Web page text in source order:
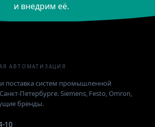
и внедрим её.
АВТОМАТИЗАЦИЯ
поставка систем промышленной
Петербурге. Siemens, Festo, Omron,
бренды.
10